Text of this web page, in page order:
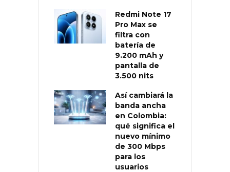
Redmi Note 17
Pro Max se
filtra con
batería de
9.200 mAh y
pantalla de
3.500 nits
Así cambiará la
banda ancha
en Colombia:
qué significa el
nuevo mínimo
de 300 Mbps
para los
usuarios